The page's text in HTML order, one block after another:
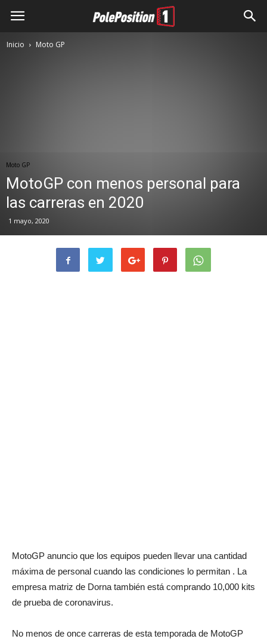
Inicio Moto GP
Moto GP
MotoGP con menos personal para
las carreras en 2020
1 mayo, 2020
MotoGP anuncio que los equipos pueden llevar una cantidad
máxima de personal cuando las condiciones lo permitan . La
empresa matriz de Dorna también está comprando 10,000 kits
de prueba de coronavirus.
No menos de once carreras de esta temporada de MotoGP